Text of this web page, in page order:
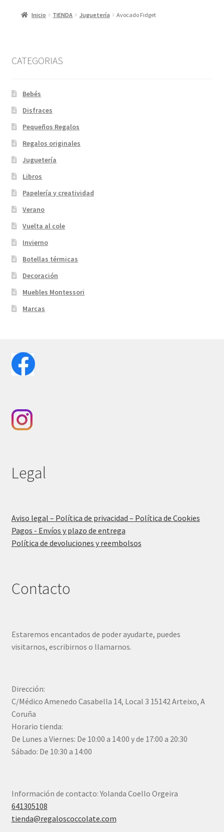
Inicio TIENDA Juguetería Avocado Fidget
CATEGORIAS
Bebés
Disfraces
Pequeños Regalos
Regalos originales
Juguetería
Libros
Papelería y creatividad
Verano
Vuelta al cole
Invierno
Botellas térmicas
Decoración
Muebles Montessori
Marcas
Legal
Aviso legal – Política de privacidad – Política de Cookies
Pagos - Envíos y plazo de entrega
Política de devoluciones y reembolsos
Contacto
Estaremos encantados de poder ayudarte, puedes
visitarnos, escribirnos o llamarnos.
Dirección:
C/Médico Amenedo Casabella 14, Local 3 15142 Arteixo, A
Coruña
Horario tienda:
De Lunes a Viernes: De 10:00 a 14:00 y de 17:00 a 20:30
Sábado: De 10:30 a 14:00
Información de contacto: Yolanda Coello Orgeira
641305108
tienda@regaloscoccolate.com